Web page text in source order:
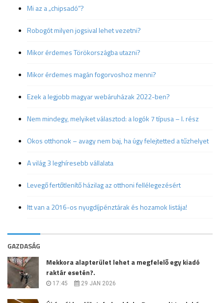
Mi az a „chipsadó”?
Robogót milyen jogsival lehet vezetni?
Mikor érdemes Törökországba utazni?
Mikor érdemes magán fogorvoshoz menni?
Ezek a legjobb magyar webáruházak 2022-ben?
Nem mindegy, melyiket választod: a logók 7 típusa – I. rész
Okos otthonok – avagy nem baj, ha úgy felejtetted a tűzhelyet
A világ 3 leghíresebb vállalata
Levegő fertőtlenítő házilag az otthoni fellélegezésért
Itt van a 2016-os nyugdíjpénztárak és hozamok listája!
GAZDASÁG
Mekkora alapterület lehet a megfelelő egy kiadó
raktár esetén?.
17:45 29 JAN 2026